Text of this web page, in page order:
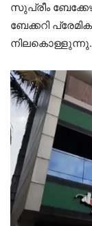
സുപ്രീം
ബേക്കറി
നിലകൊള്ളുന്നു.